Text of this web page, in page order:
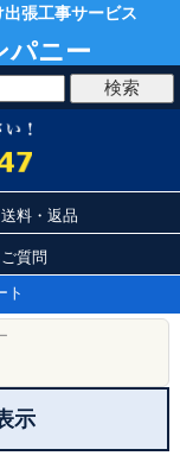
張工事サービス
パニー
料・返品
質問
ト
示